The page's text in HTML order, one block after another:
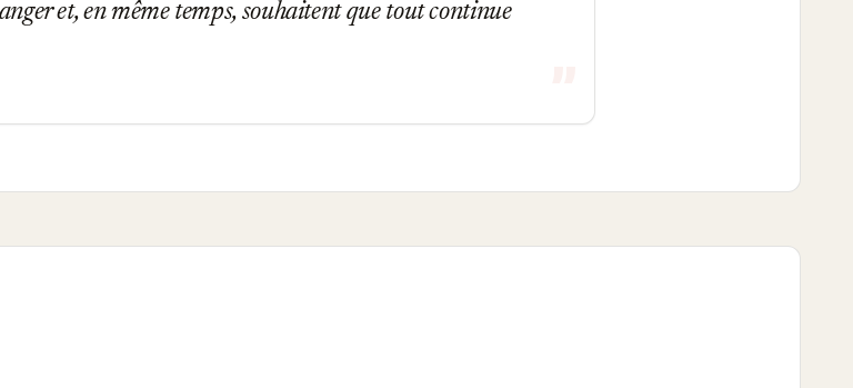
et, en même temps, souhaitent que tout continue